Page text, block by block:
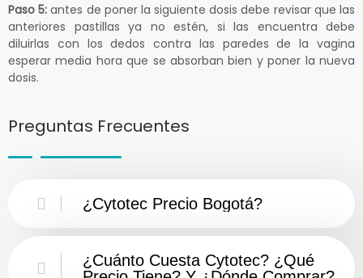
Paso 5: antes de poner la siguiente dosis debe revisar que las
anteriores pastillas ya no estén, si las encuentra debe
diluirlas con los dedos contra las paredes de la vagina
esperar media hora que se absorban bien y poner la nueva
dosis.
Preguntas Frecuentes
¿Cytotec Precio Bogotá?
¿Cuánto Cuesta Cytotec? ¿Qué